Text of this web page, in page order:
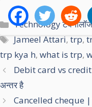
C
a
t
e
g
o
r
Technology
T
a
s
Jameel Attari,trp,
trp kya h, what is trp,
Debit card vs credit
अन्‍तर है
Cancelled cheque |